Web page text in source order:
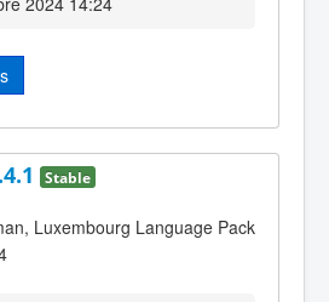
Stable
Luxembourg Language Pack